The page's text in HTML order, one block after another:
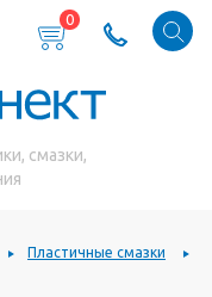
0
смазки,
Пластичные смазки